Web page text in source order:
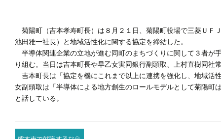
菊陽町（吉本孝寿町長）は８月２１日、菊陽町役場で三菱ＵＦ
池田雅一社長）と地域活性化に関する協定を締結した。
半導体関連企業の立地が進む同町のまちづくりに関して３者が
り組む。当日は吉本町長や早乙女実同銀行副頭取、上村直樹同社
吉本町長は「協定を機にこれまで以上に連携を強化し、地域活
女副頭取は「半導体による地方創生のロールモデルとして菊陽
と話している。